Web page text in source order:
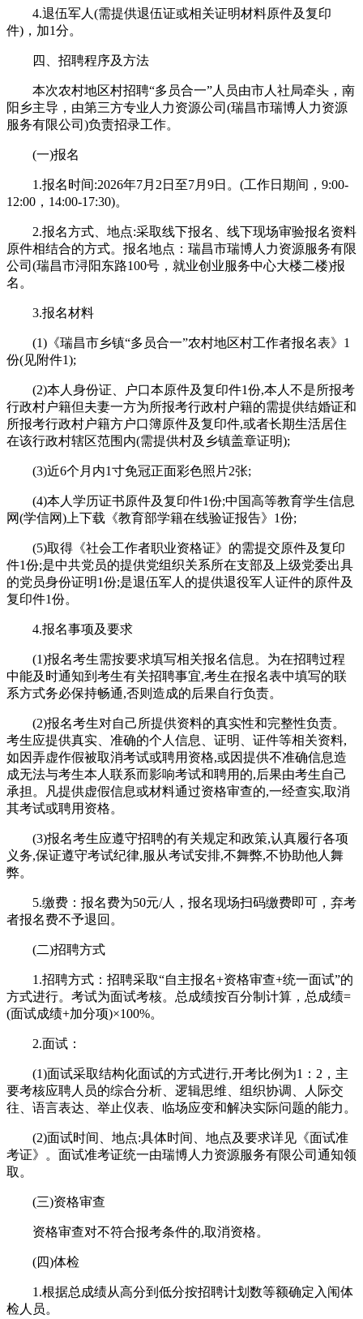
4.退伍军人(需提供退伍证或相关证明材料原件及复印
件)，加1分。
四、招聘程序及方法
本次农村地区村招聘“多员合一”人员由市人社局牵头，南
阳乡主导，由第三方专业人力资源公司(瑞昌市瑞博人力资源
服务有限公司)负责招录工作。
(一)报名
1.报名时间:2026年7月2日至7月9日。(工作日期间，9:00-
12:00，14:00-17:30)。
2.报名方式、地点:采取线下报名、线下现场审验报名资料
原件相结合的方式。报名地点：瑞昌市瑞博人力资源服务有限
公司(瑞昌市浔阳东路100号，就业创业服务中心大楼二楼)报
名。
3.报名材料
(1)《瑞昌市乡镇“多员合一”农村地区村工作者报名表》1
份(见附件1);
(2)本人身份证、户口本原件及复印件1份,本人不是所报考
行政村户籍但夫妻一方为所报考行政村户籍的需提供结婚证和
所报考行政村户籍方户口簿原件及复印件,或者长期生活居住
在该行政村辖区范围内(需提供村及乡镇盖章证明);
(3)近6个月内1寸免冠正面彩色照片2张;
(4)本人学历证书原件及复印件1份;中国高等教育学生信息
网(学信网)上下载《教育部学籍在线验证报告》1份;
(5)取得《社会工作者职业资格证》的需提交原件及复印
件1份;是中共党员的提供党组织关系所在支部及上级党委出具
的党员身份证明1份;是退伍军人的提供退役军人证件的原件及
复印件1份。
4.报名事项及要求
(1)报名考生需按要求填写相关报名信息。为在招聘过程
中能及时通知到考生有关招聘事宜,考生在报名表中填写的联
系方式务必保持畅通,否则造成的后果自行负责。
(2)报名考生对自己所提供资料的真实性和完整性负责。
考生应提供真实、准确的个人信息、证明、证件等相关资料,
如因弄虚作假被取消考试或聘用资格,或因提供不准确信息造
成无法与考生本人联系而影响考试和聘用的,后果由考生自己
承担。凡提供虚假信息或材料通过资格审查的,一经查实,取消
其考试或聘用资格。
(3)报名考生应遵守招聘的有关规定和政策,认真履行各项
义务,保证遵守考试纪律,服从考试安排,不舞弊,不协助他人舞
弊。
5.缴费：报名费为50元/人，报名现场扫码缴费即可，弃考
者报名费不予退回。
(二)招聘方式
1.招聘方式：招聘采取“自主报名+资格审查+统一面试”的
方式进行。考试为面试考核。总成绩按百分制计算，总成绩=
(面试成绩+加分项)×100%。
2.面试：
(1)面试采取结构化面试的方式进行,开考比例为1：2，主
要考核应聘人员的综合分析、逻辑思维、组织协调、人际交
往、语言表达、举止仪表、临场应变和解决实际问题的能力。
(2)面试时间、地点:具体时间、地点及要求详见《面试准
考证》。面试准考证统一由瑞博人力资源服务有限公司通知领
取。
(三)资格审查
资格审查对不符合报考条件的,取消资格。
(四)体检
1.根据总成绩从高分到低分按招聘计划数等额确定入闱体
检人员。